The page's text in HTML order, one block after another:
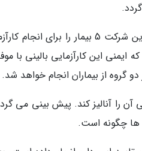
در این مطالعه 6 بیمار برای آنالیز ایمنی دارو مورد آنالیز قرار خواهند گرفت. تاکنون این شرکت 5 بیمار را
این کارآزمایی بالینی با
گروه از بیماران انجام خواهد شد.
را آنالیز کند. پیش بینی می